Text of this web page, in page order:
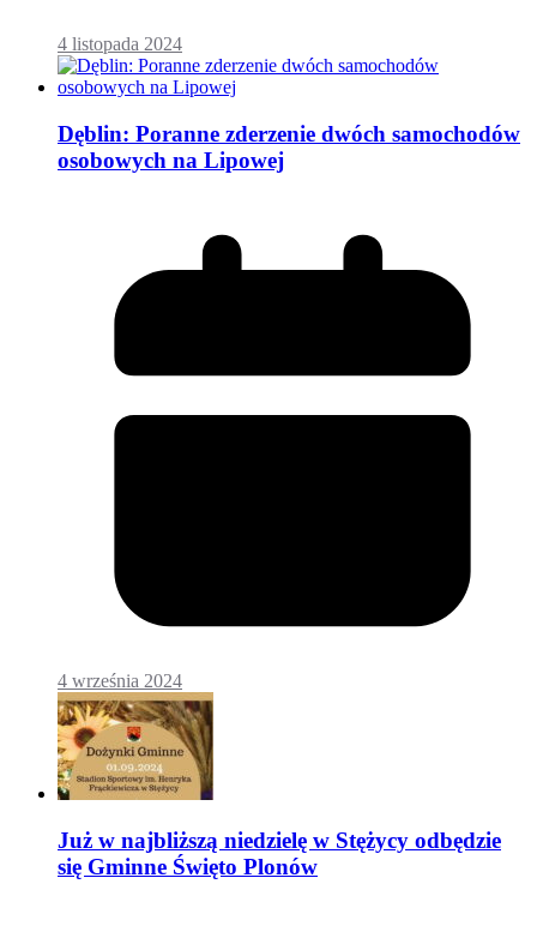
4 listopada 2024
Dęblin: Poranne zderzenie dwóch samochodów
osobowych na Lipowej
4 września 2024
Już w najbliższą niedzielę w Stężycy odbędzie
się Gminne Święto Plonów